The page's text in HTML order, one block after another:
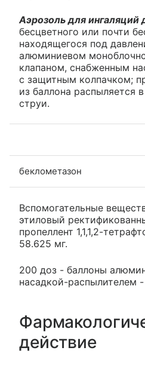
Аэрозоль для ингаляций
бесцветного или почти
находящегося под
алюминиевом
клапаном, снабженным
с защитным колпачком;
из баллона распыляется
струи.
беклометазон
Вспомогательные
этиловый
пропеллент 1,1,1,2-
58.625 мг.
200 доз - баллоны
насадкой-распылителем
действие